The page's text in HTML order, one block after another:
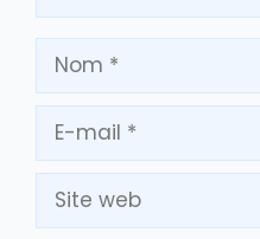
Nom
mail
Site
web